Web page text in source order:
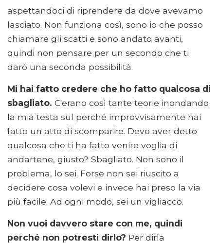
aspettandoci di riprendere da dove avevamo
lasciato. Non funziona così, sono io che posso
chiamare gli scatti e sono andato avanti,
quindi non pensare per un secondo che ti
darò una seconda possibilità.
Mi hai fatto credere che ho fatto qualcosa di
sbagliato. C'erano così tante teorie inondando
la mia testa sul perché improvvisamente hai
fatto un atto di scomparire. Devo aver detto
qualcosa che ti ha fatto venire voglia di
andartene, giusto? Sbagliato. Non sono il
problema, lo sei. Forse non sei riuscito a
decidere cosa volevi e invece hai preso la via
più facile. Ad ogni modo, sei un vigliacco.
Non vuoi davvero stare con me, quindi
perché non potresti dirlo? Per dirla